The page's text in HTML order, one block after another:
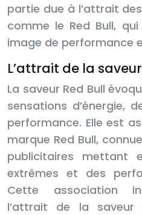
partie due à l’attrait
comme le Red Bull,
image de performance
L’attrait de la
La saveur Red Bull
sensations d’énergie,
performance. Elle est
marque Red Bull,
publicitaires mettant
extrêmes et des
Cette association
l’attrait de la saveur